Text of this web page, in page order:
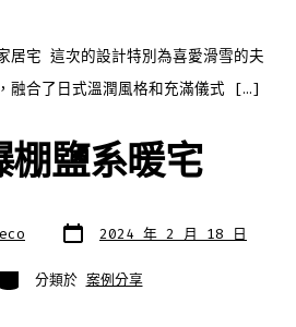
居宅 這次的設計特別為喜愛滑雪的夫
融合了日式溫潤風格和充滿儀式 […]
棚鹽系暖宅
發
表
2024 年 2 月 18 日
分
類 分類於 案例分享